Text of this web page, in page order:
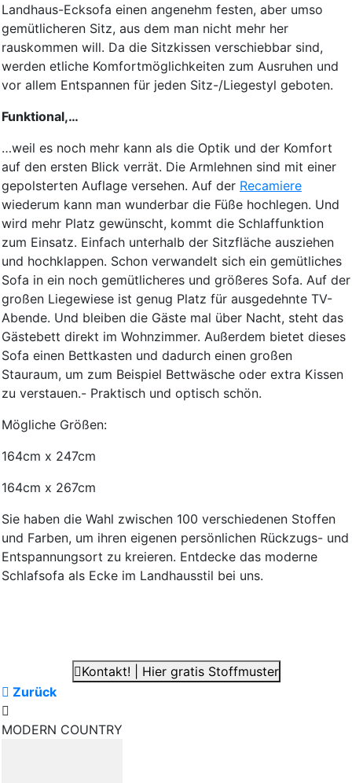
Landhaus-Ecksofa einen angenehm festen, aber umso
gemütlicheren Sitz, aus dem man nicht mehr her
rauskommen will. Da die Sitzkissen verschiebbar sind,
werden etliche Komfortmöglichkeiten zum Ausruhen und
vor allem Entspannen für jeden Sitz-/Liegestyl geboten.
Funktional,…
…weil es noch mehr kann als die Optik und der Komfort
auf den ersten Blick verrät. Die Armlehnen sind mit einer
gepolsterten Auflage versehen. Auf der Recamiere
wiederum kann man wunderbar die Füße hochlegen. Und
wird mehr Platz gewünscht, kommt die Schlaffunktion
zum Einsatz. Einfach unterhalb der Sitzfläche ausziehen
und hochklappen. Schon verwandelt sich ein gemütliches
Sofa in ein noch gemütlicheres und größeres Sofa. Auf der
großen Liegewiese ist genug Platz für ausgedehnte TV-
Abende. Und bleiben die Gäste mal über Nacht, steht das
Gästebett direkt im Wohnzimmer. Außerdem bietet dieses
Sofa einen Bettkasten und dadurch einen großen
Stauraum, um zum Beispiel Bettwäsche oder extra Kissen
zu verstauen.- Praktisch und optisch schön.
Mögliche Größen:
164cm x 247cm
164cm x 267cm
Sie haben die Wahl zwischen 100 verschiedenen Stoffen
und Farben, um ihren eigenen persönlichen Rückzugs- und
Entspannungsort zu kreieren. Entdecke das moderne
Schlafsofa als Ecke im Landhausstil bei uns.
Kontakt! | Hier gratis Stoffmuster
Zurück
MODERN COUNTRY